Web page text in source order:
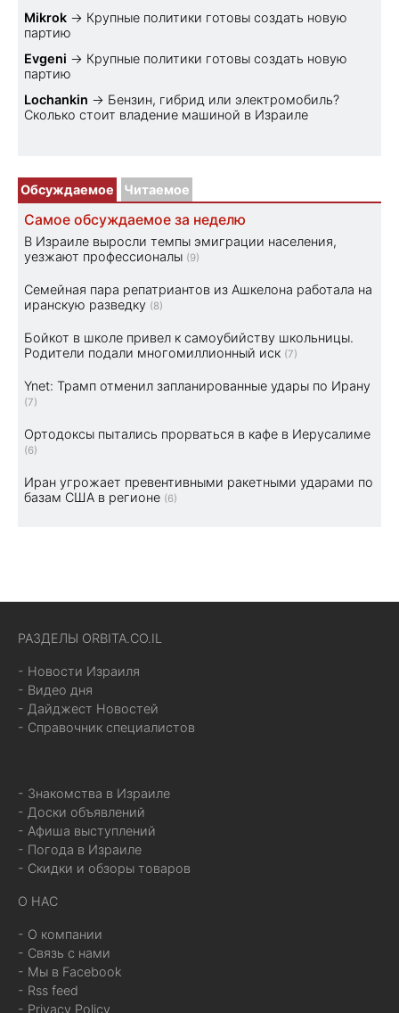
Mikrok → Крупные политики готовы создать новую
партию
Evgeni → Крупные политики готовы создать новую
партию
Lochankin → Бензин, гибрид или электромобиль?
Cколько стоит владение машиной в Израиле
Обсуждаемое Читаемое
Самое обсуждаемое за неделю
В Израиле выросли темпы эмиграции населения,
уезжают профессионалы (9)
Семейная пара репатриантов из Ашкелона работала на
иранскую разведку (8)
Бойкот в школе привел к самоубийству школьницы.
Родители подали многомиллионный иск (7)
Ynet: Трамп отменил запланированные удары по Ирану
(7)
Ортодоксы пытались прорваться в кафе в Иерусалиме
(6)
Иран угрожает превентивными ракетными ударами по
базам США в регионе (6)
РАЗДЕЛЫ ORBITA.CO.IL
- Новости Израиля
- Видео дня
- Дайджест Новостей
- Справочник специалистов
- Знакомства в Израиле
- Доски объявлений
- Афиша выступлений
- Погода в Израиле
- Скидки и обзоры товаров
О НАС
- О компании
- Связь с нами
- Мы в Facebook
- Rss feed
- Privacy Policy